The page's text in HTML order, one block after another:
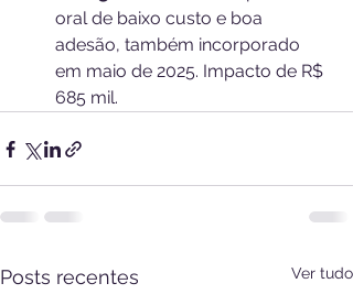
oral de baixo custo e boa
adesão, também incorporado
em maio de 2025. Impacto de R$
685 mil.
Posts recentes Ver tudo